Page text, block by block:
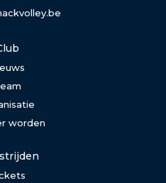
worden